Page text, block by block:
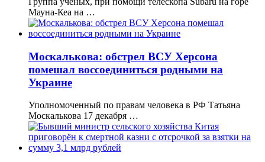
Мауна-Кеа на …
Москалькова: обстрел ВСУ Херсона
помешал воссоединиться родными на
Украине
Уполномоченный по правам человека в РФ Татьяна
Москалькова 17 декабря …